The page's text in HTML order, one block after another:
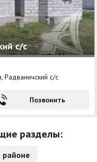
с/с
Радваничский с/с
Позвонить
разделы:
районе